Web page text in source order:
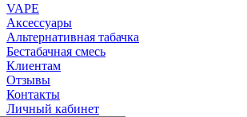
VAPE
Аксессуары
Альтернативная табачка
Бестабачная смесь
Клиентам
Отзывы
Контакты
Личный кабинет